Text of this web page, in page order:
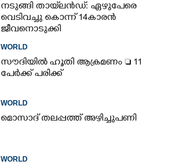
നടുങ്ങി തായ്‌ലൻഡ്: ഏഴുപേരെ
വെടിവച്ചു കൊന്ന് 14കാരൻ
ജീവനൊടുക്കി
WORLD
സൗദിയിൽ ഹൂതി ആക്രമണം  11
പേർക്ക് പരിക്ക്
WORLD
മൊസാദ് തലപ്പത്ത് അഴിച്ചുപണി
WORLD